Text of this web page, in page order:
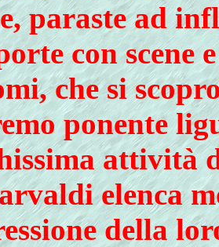
paraste ad
con scene
che si
ponente
attività
elenca
della